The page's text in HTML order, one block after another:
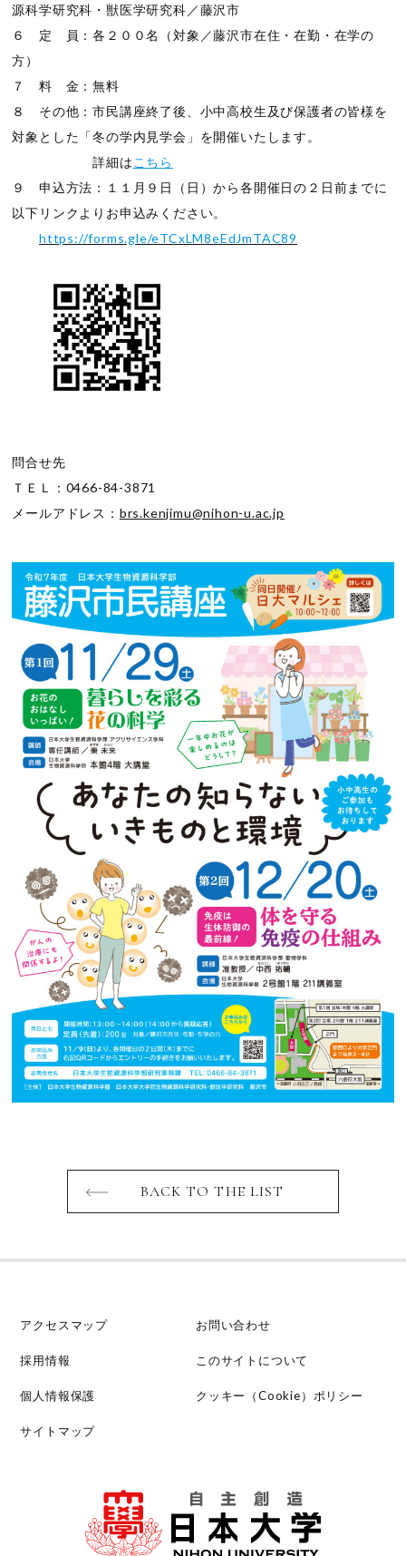
源科学研究科・獣医学研究科／藤沢市
６ 定 員：各２００名（対象／藤沢市在住・在勤・在学の
方）
７ 料 金：無料
８ その他：市民講座終了後、小中高校生及び保護者の皆様を
対象とした「冬の学内見学会」を開催いたします。
詳細は こちら
９ 申込方法：１１月９日（日）から各開催日の２日前までに
以下リンクよりお申込みください。
https://forms.gle/eTCxLM8eEdJmTAC89
問合せ先
ＴＥＬ：0466-84-3871
メールアドレス： brs.kenjimu@nihon-u.ac.jp
BACK TO THE LIST
アクセスマップ お問い合わせ
採用情報 このサイトについて
個人情報保護 クッキー（Cookie）ポリシー
サイトマップ